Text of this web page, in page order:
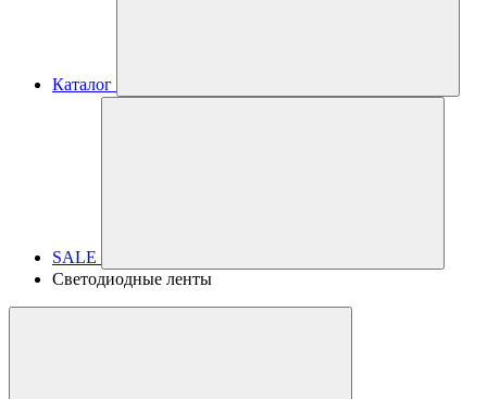
Каталог
SALE
Светодиодные ленты